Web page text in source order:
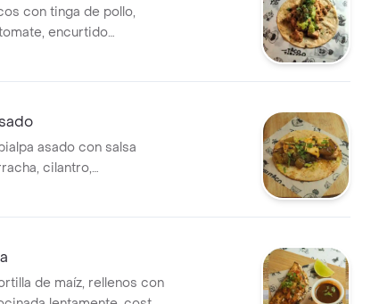
con tinga de pollo,
encurtido
asado con salsa
cilantro,
de maíz, rellenos con